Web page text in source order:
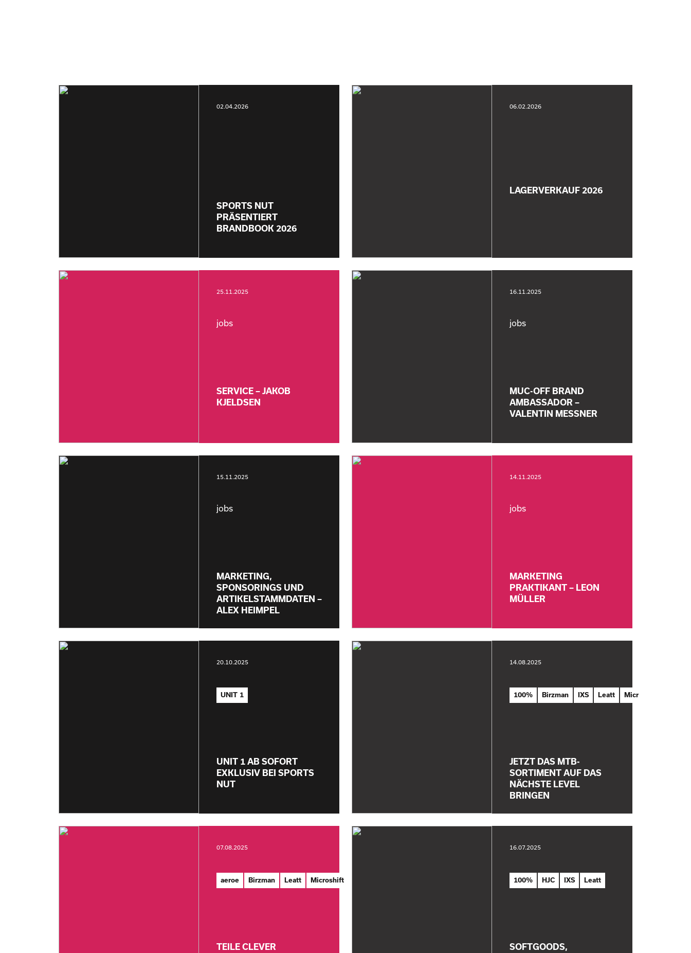
02.04.2026
SPORTS NUT
PRÄSENTIERT
BRANDBOOK 2026
06.02.2026
LAGERVERKAUF 2026
25.11.2025
jobs
SERVICE – JAKOB
KJELDSEN
16.11.2025
jobs
MUC-OFF BRAND
AMBASSADOR –
VALENTIN MESSNER
15.11.2025
jobs
MARKETING,
SPONSORINGS UND
ARTIKELSTAMMDATEN –
ALEX HEIMPEL
14.11.2025
jobs
MARKETING
PRAKTIKANT – LEON
MÜLLER
20.10.2025
UNIT 1
UNIT 1 AB SOFORT
EXKLUSIV BEI SPORTS
NUT
14.08.2025
100% Birzman IXS Leatt Microshift
JETZT DAS MTB-
SORTIMENT AUF DAS
NÄCHSTE LEVEL
BRINGEN
07.08.2025
aeroe Birzman Leatt Microshift
TEILE CLEVER
16.07.2025
100% HJC IXS Leatt
SOFTGOODS,